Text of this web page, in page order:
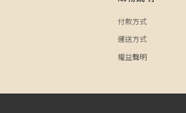
付款方式
運送方式
權益聲明